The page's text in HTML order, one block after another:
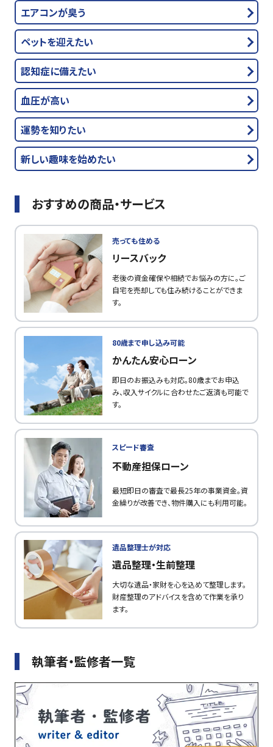
エアコンが臭う
ペットを迎えたい
認知症に備えたい
血圧が高い
運勢を知りたい
新しい趣味を始めたい
おすすめの商品・サービス
売っても住める
リースバック
老後の資金確保や相続でお悩みの方に。ご
自宅を売却しても住み続けることができま
す。
80歳まで申し込み可能
かんたん安心ローン
即日のお振込みも対応。80歳までお申込
み、収入サイクルに合わせたご返済も可能で
す。
スピード審査
不動産担保ローン
最短即日の審査で最長25年の事業資金。資
金繰りが改善でき、物件購入にも利用可能。
遺品整理士が対応
遺品整理・生前整理
大切な遺品・家財を心を込めて整理します。
財産整理のアドバイスを含めて作業を承り
ます。
執筆者・監修者一覧